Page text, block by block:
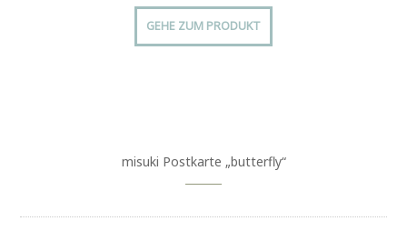
GEHE ZUM PRODUKT
misuki Postkarte „butterfly“